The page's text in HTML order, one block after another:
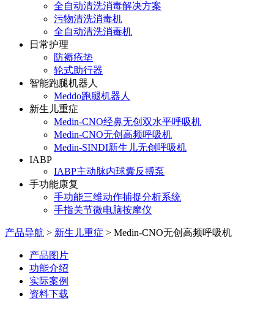
全自动清洗消毒解决方案
污物清洗消毒机
全自动清洗消毒机
日常护理
防褥疮垫
轮式助行器
智能跑腿机器人
Meddo跑腿机器人
新生儿重症
Medin-CNO经鼻无创双水平呼吸机
Medin-CNO无创高频呼吸机
Medin-SINDI新生儿无创呼吸机
IABP
IABP主动脉内球囊反搏泵
手功能康复
手功能三维动作捕捉分析系统
手指关节微电脑按摩仪
产品导航 > 新生儿重症 > Medin-CNO无创高频呼吸机
产品图片
功能介绍
实际案例
资料下载